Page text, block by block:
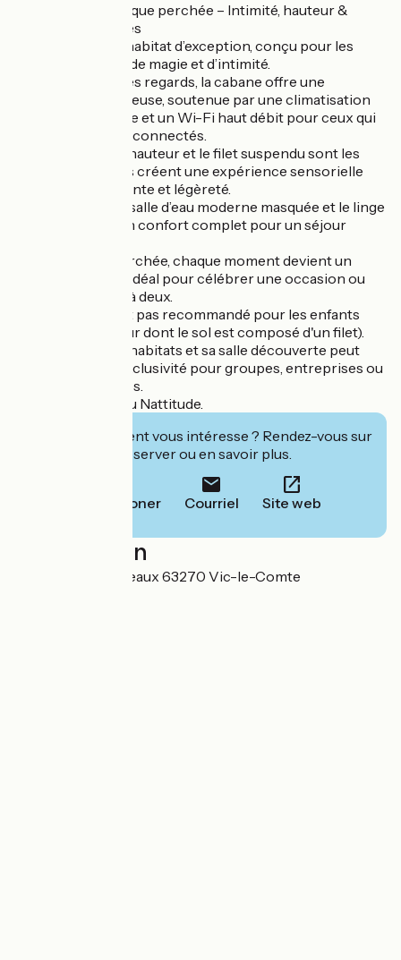
L'évasion romantique perchée – Intimité, hauteur &
sensations uniques
Rosmerta est un habitat d’exception, conçu pour les
couples en quête de magie et d’intimité.
Perchée à l’abri des regards, la cabane offre une
ambiance chaleureuse, soutenue par une climatisation
réversible discrète et un Wi-Fi haut débit pour ceux qui
souhaitent rester connectés.
Le spa privatif en hauteur et le filet suspendu sont les
atouts majeurs : ils créent une expérience sensorielle
unique, entre détente et légèreté.
La kitchenette, la salle d’eau moderne masquée et le linge
fourni assurent un confort complet pour un séjour
Sur la terrasse perchée, chaque moment devient un
instant privilégié, idéal pour célébrer une occasion ou
s’offrir une pause à deux.
Ce logement n'est pas recommandé pour les enfants
(balcon en hauteur dont le sol est composé d'un filet).
Le site avec ses 4 habitats et sa salle découverte peut
être réservé en exclusivité pour groupes, entreprises ou
événements privés.
Membre du réseau Nattitude.
Cet établissement vous intéresse ? Rendez-vous sur
leur site pour réserver ou en savoir plus.
Téléphoner Courriel Site web
Localisation
302 rue des Conteaux 63270 Vic-le-Comte